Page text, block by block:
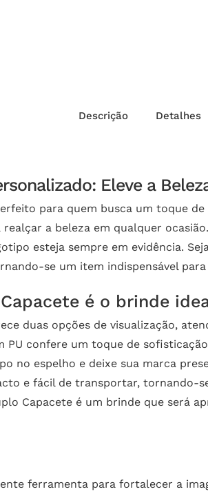
Descrição Detalhes
Eleve a
para quem busca um toque
a beleza em qualquer
esteja sempre em evidência.
se um item indispensável
é o brinde
duas opções de visualização,
PU confere um toque de
no espelho e deixe sua marca
e fácil de transportar, tornando-
Capacete é um brinde que será
ferramenta para fortalecer a